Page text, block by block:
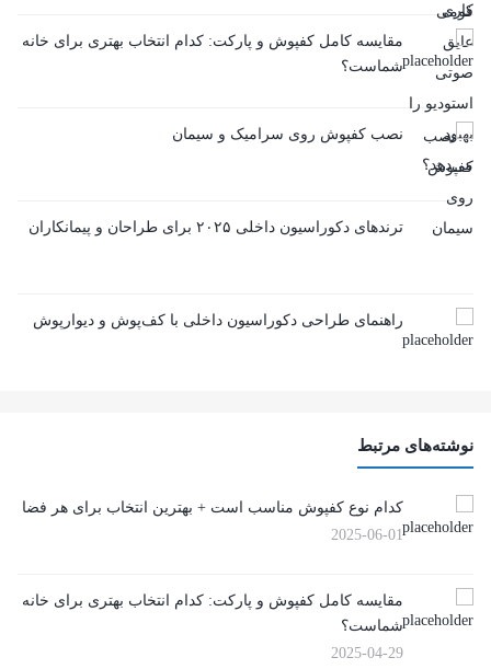
مقایسه کامل کفپوش و پارکت: کدام انتخاب بهتری برای خانه
شماست؟
نصب کفپوش روی سرامیک و سیمان
ترندهای دکوراسیون داخلی ۲۰۲۵ برای طراحان و پیمانکاران
راهنمای طراحی دکوراسیون داخلی با کف‌پوش و دیوارپوش
نوشته‌های مرتبط
کدام نوع کفپوش مناسب است + بهترین انتخاب برای هر فضا
2025-06-01
مقایسه کامل کفپوش و پارکت: کدام انتخاب بهتری برای خانه
شماست؟
2025-04-29